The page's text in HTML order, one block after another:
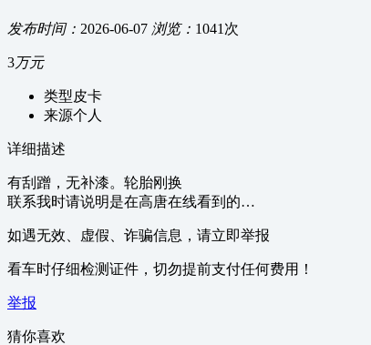
发布时间： 2026-06-07 浏览： 1041次
3万元
类型皮卡
来源个人
详细描述
有刮蹭，无补漆。轮胎刚换
联系我时请说明是在高唐在线看到的…
如遇无效、虚假、诈骗信息，请立即举报
看车时仔细检测证件，切勿提前支付任何费用！
举报
猜你喜欢